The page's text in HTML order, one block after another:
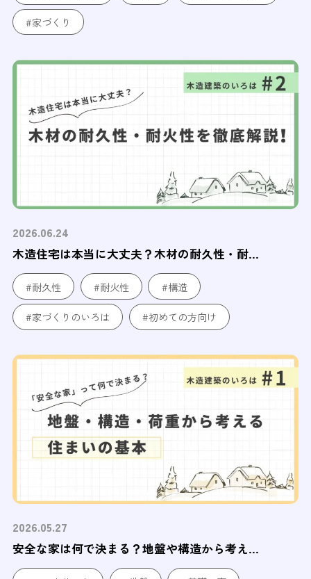
#家づくり
2026.06.24
木造住宅は本当に大丈夫？木材の耐久性・耐...
#耐久性 #耐火性 #構造
#家づくりのいろは #初めての方向け
2026.05.27
安全な家は何で決まる？地盤や構造から考え...